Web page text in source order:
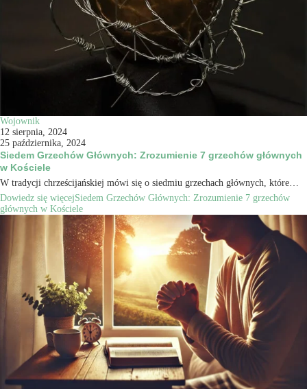
Wojownik
12 sierpnia, 2024
25 października, 2024
Siedem Grzechów Głównych: Zrozumienie 7 grzechów głównych
w Kościele
W tradycji chrześcijańskiej mówi się o siedmiu grzechach głównych, które…
Dowiedz się więcejSiedem Grzechów Głównych: Zrozumienie 7 grzechów
głównych w Kościele